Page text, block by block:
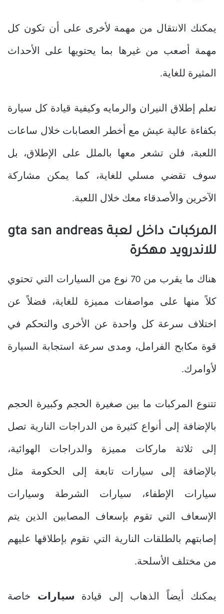
يمكنك الانتقال من مهمة لأخرى على أن تكون كل
مهمة أصعب من غيرها بما يحتويها على الأحداث
المثيرة للغاية.
تعلم إطلاق النيران والرمايه وكيفية قيادة كل سيارة
بكفاءة عالية عيش مع أخطر العصابات خلال ساعات
اللعبة، فلن تشعر معها بالملل على الإطلاق، بل
سوف تقضي مسلي للغاية، كما يمكن مشاركة
الآخرين والأصدقاء معك خلال اللعبة.
المركبات داخل لعبة gta san andreas
للاندرويد مهكرة
هناك ما يقرب من 70 نوع من السيارات التي تحتوي
كلاً منها على مواصفات مميزة للغاية، فضلاً عن
اختلاف سرعة كل واحدة عن الأخرى والتحكم في
قوة مكابح الفرامل، ومدى سرعة استجابة السيارة
لأوامرك.
تتنوع المركبات ما بين صغيرة الحجم وكبيرة الحجم
بالإضافة إلى أنواع كثيرة من الدراجات النارية تصل
إلى ثلاثة ماركات مميزة والدراجات الهوائية،
بالإضافة إلى سيارات تابعة إلى الحكومة مثل
سيارات الإطفاء، سيارات الشرطة وسيارات
الإسعاف التي تقوم بإسعاف المصابين الذين يتم
إصابتهم بالطلقات النارية التي تقوم بإطلاقها عليهم
من مختلف الأسلحة.
يمكنك أيضاً الذهاب إلى قيادة سيارات خاصة